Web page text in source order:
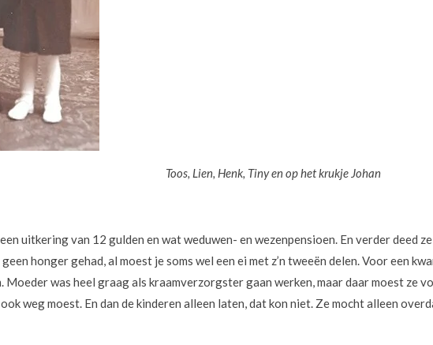
Toos, Lien, Henk, Tiny en op het krukje Johan
uitkering van 12 gulden en wat weduwen- en wezenpensioen. En verder deed
honger gehad, al moest je soms wel een ei met z’n tweeën delen. Voor een
Moeder was heel graag als kraamverzorgster gaan werken, maar daar moest ze
weg moest. En dan de kinderen alleen laten, dat kon niet. Ze mocht alleen